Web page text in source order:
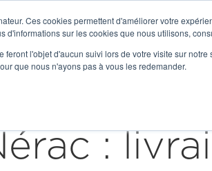
Ces cookies permettent d'améliorer votre
d'informations sur les cookies que nous utilisons,
feront l'objet d'aucun suivi lors de votre visite sur
que nous n'ayons pas à vous les redemander.
Our
: